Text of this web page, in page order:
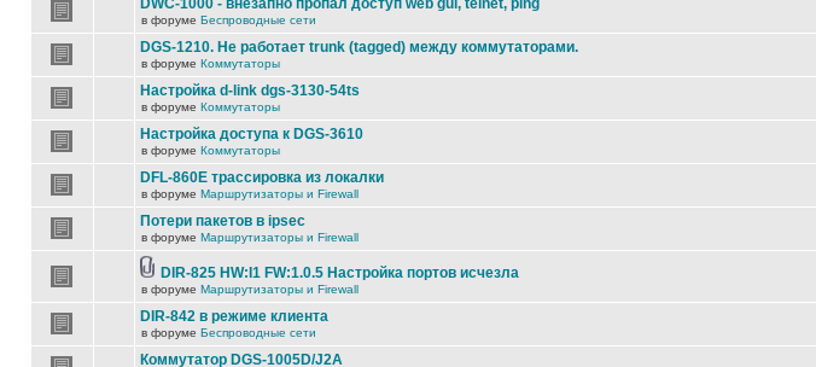
DWC-1000 - внезапно пропал доступ web gui, telnet, ping
в форуме Беспроводные сети
DGS-1210. Не работает trunk (tagged) между коммутаторами.
в форуме Коммутаторы
Настройка d-link dgs-3130-54ts
в форуме Коммутаторы
Настройка доступа к DGS-3610
в форуме Коммутаторы
DFL-860E трассировка из локалки
в форуме Маршрутизаторы и Firewall
Потери пакетов в ipsec
в форуме Маршрутизаторы и Firewall
DIR-825 HW:I1 FW:1.0.5 Настройка портов исчезла
в форуме Маршрутизаторы и Firewall
DIR-842 в режиме клиента
в форуме Беспроводные сети
Коммутатор DGS-1005D/J2A